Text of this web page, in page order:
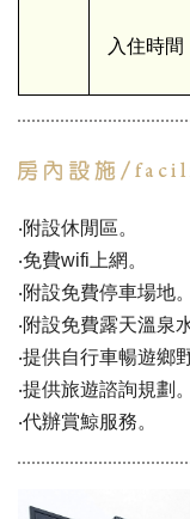
入住時
‧附設休閒區。
‧免費wifi上網。
‧附設免費停車場地。
‧附設免費露天溫泉
‧提供自行車暢遊鄉野
‧提供旅遊諮詢規劃。
‧代辦賞鯨服務。